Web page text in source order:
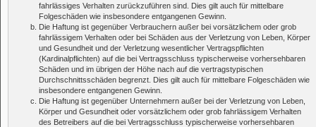
fahrlässiges Verhalten zurückzuführen sind. Dies gilt auch für mittelbare
Folgeschäden wie insbesondere entgangenen Gewinn.
Die Haftung ist gegenüber Verbrauchern außer bei vorsätzlichem oder grob
fahrlässigem Verhalten oder bei Schäden aus der Verletzung von Leben, Körper
und Gesundheit und der Verletzung wesentlicher Vertragspflichten
(Kardinalpflichten) auf die bei Vertragsschluss typischerweise vorhersehbaren
Schäden und im übrigen der Höhe nach auf die vertragstypischen
Durchschnittsschäden begrenzt. Dies gilt auch für mittelbare Folgeschäden wie
insbesondere entgangenen Gewinn.
Die Haftung ist gegenüber Unternehmern außer bei der Verletzung von Leben,
Körper und Gesundheit oder vorsätzlichem oder grob fahrlässigem Verhalten
des Betreibers auf die bei Vertragsschluss typischerweise vorhersehbaren